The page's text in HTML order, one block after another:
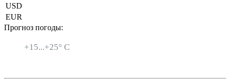
USD
EUR
Прогноз погоды:
+15...+25° C